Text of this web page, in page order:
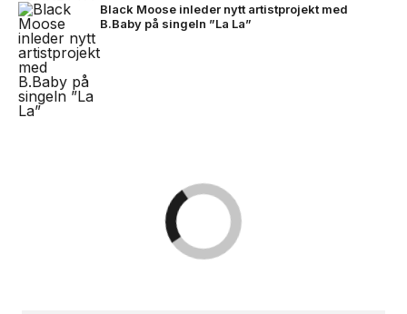
Black Moose inleder nytt artistprojekt med
B.Baby på singeln ”La La”